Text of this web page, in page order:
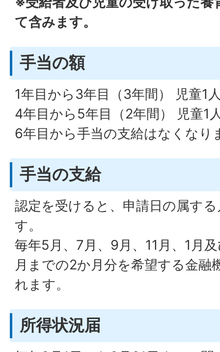
て含みます。
手当の額
1年目から3年目（3年間） 児童1
4年目から5年目（2年間） 児童1
6年目から手当の支給はなくなり
手当の支給
認定を受けると、申請日の属す
す。
毎年5月、7月、9月、11月、1月
月までの2か月分を希望する金融
れます。
所得状況届